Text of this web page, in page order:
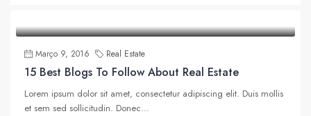
Março 9, 2016 Real Estate
15 Best Blogs To Follow About Real Estate
Lorem ipsum dolor sit amet, consectetur adipiscing elit. Duis mollis
et sem sed sollicitudin. Donec...